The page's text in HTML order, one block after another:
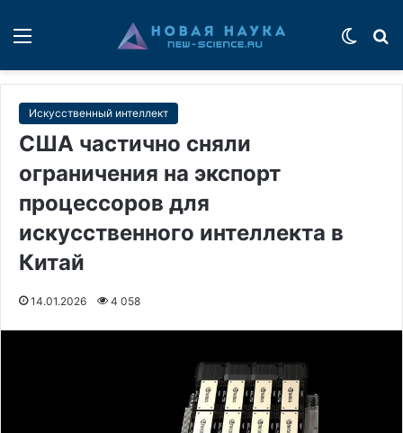
Искусственный интеллект
США частично сняли
ограничения на экспорт
процессоров для
искусственного интеллекта в
Китай
14.01.2026 4 058